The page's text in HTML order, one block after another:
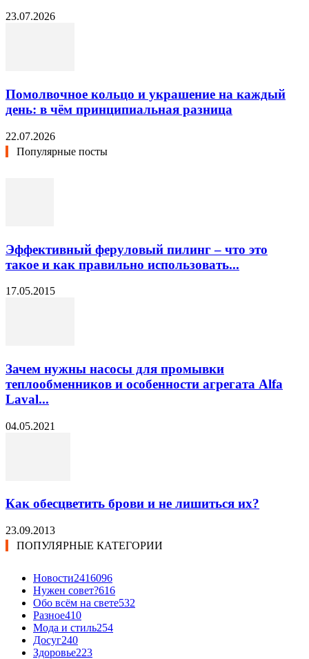
23.07.2026
Помолвочное кольцо и украшение на каждый
день: в чём принципиальная разница
22.07.2026
Популярные посты
Эффективный феруловый пилинг – что это
такое и как правильно использовать...
17.05.2015
Зачем нужны насосы для промывки
теплообменников и особенности агрегата Alfa
Laval...
04.05.2021
Как обесцветить брови и не лишиться их?
23.09.2013
ПОПУЛЯРНЫЕ КАТЕГОРИИ
Новости2416096
Нужен совет?616
Обо всём на свете532
Разное410
Мода и стиль254
Досуг240
Здоровье223